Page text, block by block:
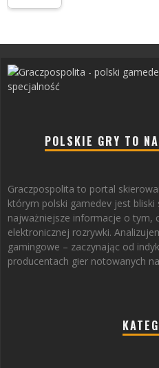
POLSKIE GRY TO
Graczpospolita to portal
którym polski gamedev jest
najważniejsze informacje o tym,
elektronicznej rozrywki.
gamingowe – zaczynając od
producentach gier notowanych na